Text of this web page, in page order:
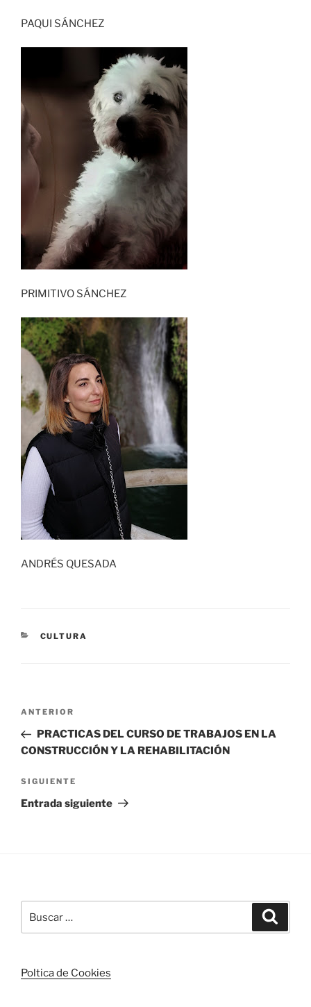
PAQUI SÁNCHEZ
PRIMITIVO SÁNCHEZ
ANDRÉS QUESADA
CATEGORÍAS
CULTURA
Navegación
entradas
Entrada
anterior:
ANTERIOR
PRACTICAS DEL CURSO DE TRABAJOS EN LA
CONSTRUCCIÓN Y LA REHABILITACIÓN
Siguiente
entrada
SIGUIENTE
Entrada siguiente
por:
Poltica de Cookies